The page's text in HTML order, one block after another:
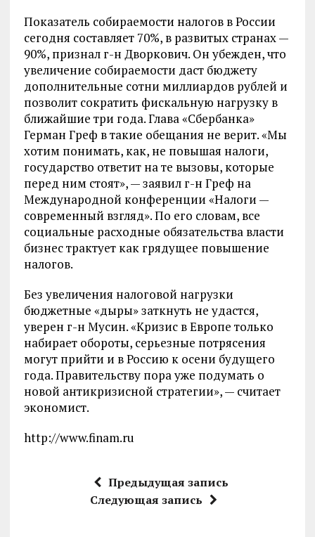
Показатель собираемости налогов в России
сегодня составляет 70%, в развитых странах —
90%, признал г-н Дворкович. Он убежден, что
увеличение собираемости даст бюджету
дополнительные сотни миллиардов рублей и
позволит сократить фискальную нагрузку в
ближайшие три года. Глава «Сбербанка»
Герман Греф в такие обещания не верит. «Мы
хотим понимать, как, не повышая налоги,
государство ответит на те вызовы, которые
перед ним стоят», — заявил г-н Греф на
Международной конференции «Налоги —
современный взгляд». По его словам, все
социальные расходные обязательства власти
бизнес трактует как грядущее повышение
налогов.
Без увеличения налоговой нагрузки
бюджетные «дыры» заткнуть не удастся,
уверен г-н Мусин. «Кризис в Европе только
набирает обороты, серьезные потрясения
могут прийти и в Россию к осени будущего
года. Правительству пора уже подумать о
новой антикризисной стратегии», — считает
экономист.
http://www.finam.ru
Предыдущая запись
Следующая запись